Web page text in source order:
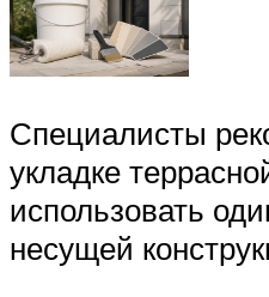
Специалисты
укладке
использовать
несущей